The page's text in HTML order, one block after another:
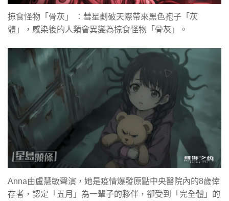
掠食怪物「骨灰」 ︰彗星劃破天際帶來黑色孢子「灰
體」，感染後的人類會異變為掠食怪物「骨灰」。
Anna由盧慧敏聲演，她是疫情爆發原點中央醫院內的8歲倖
存者，認定「五月」為一輩子的夥伴，卻受到「完全體」的